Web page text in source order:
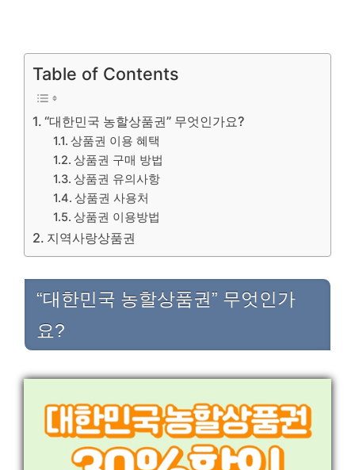
Table of Contents
“대한민국 농할상품권” 무엇인가요?
상품권 이용 혜택
상품권 구매 방법
상품권 유의사항
상품권 사용처
상품권 이용방법
지역사랑상품권
“대한민국 농할상품권” 무엇인가
요?